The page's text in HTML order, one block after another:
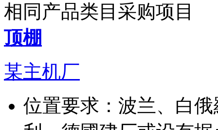
相同产品类目采购项目
顶棚
某主机厂
位置要求： 波兰、白